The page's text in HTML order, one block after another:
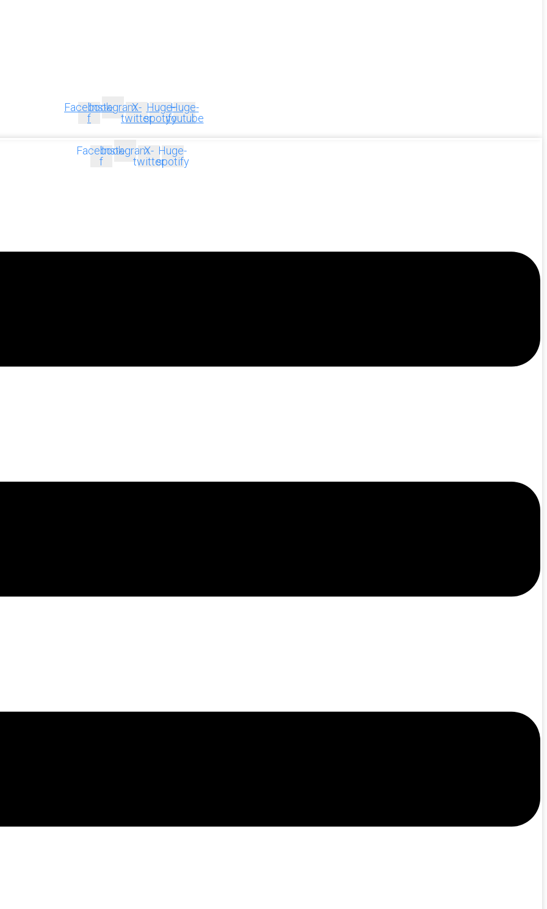
Facebook-
f
InstagramX-
twitter
Huge-
spotify
Huge-
youtube
Facebook-
f
InstagramX-
twitter
Huge-
spotify